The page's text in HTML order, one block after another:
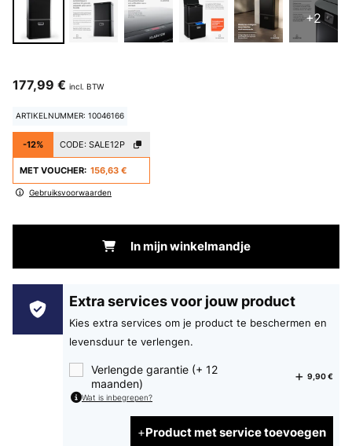
+2
177,99 € incl. BTW
ARTIKELNUMMER: 10046166
-12% CODE: SALE12P
MET VOUCHER: 156,63 €
Gebruiksvoorwaarden
In mijn winkelmandje
Extra services voor jouw product
Kies extra services om je product te beschermen en
levensduur te verlengen.
Verlengde garantie (+ 12
maanden)
9,90 €
Wat is inbegrepen?
Product met service toevoegen